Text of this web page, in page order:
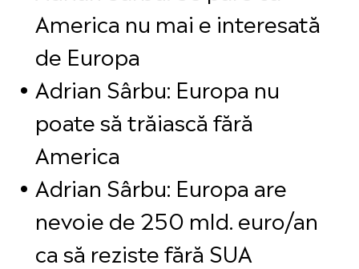
America nu mai e interesată
de Europa
Adrian Sârbu: Europa nu
poate să trăiască fără
America
Adrian Sârbu: Europa are
nevoie de 250 mld. euro/an
ca să reziste fără SUA